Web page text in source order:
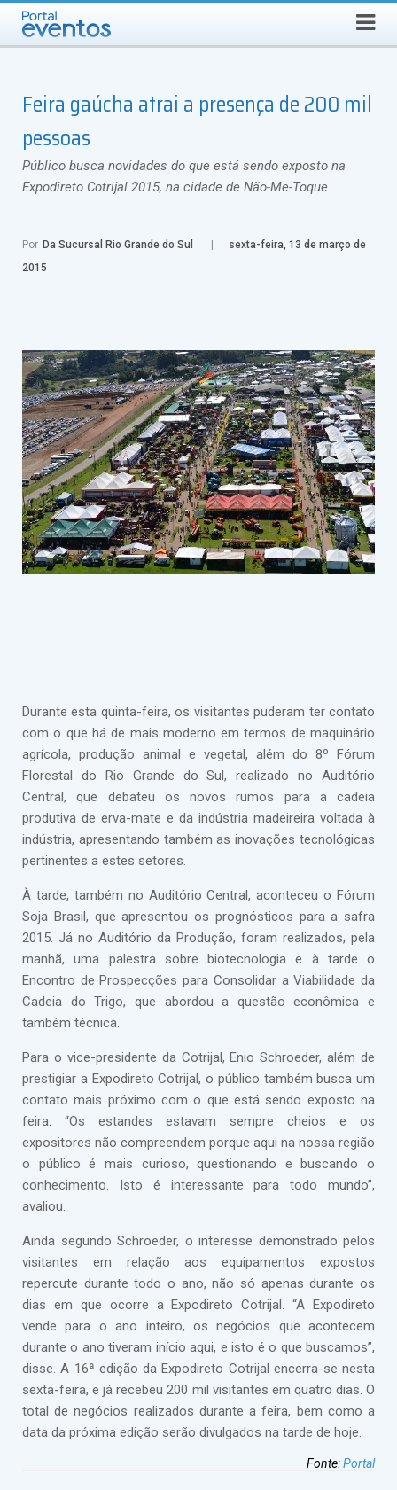
SÁBADO, 8 DE AGOSTO DE 2026 Busca
Feira gaúcha atrai a presença de 200 mil
pessoas
Público busca novidades do que está sendo exposto na
Expodireto Cotrijal 2015, na cidade de Não-Me-Toque.
Por Da Sucursal Rio Grande do Sul
sexta-feira, 13 de março de
2015
Durante esta quinta-feira, os visitantes puderam ter contato
com o que há de mais moderno em termos de maquinário
agrícola, produção animal e vegetal, além do 8º Fórum
Florestal do Rio Grande do Sul, realizado no Auditório
Central, que debateu os novos rumos para a cadeia
produtiva de erva-mate e da indústria madeireira voltada à
indústria, apresentando também as inovações tecnológicas
pertinentes a estes setores.
À tarde, também no Auditório Central, aconteceu o Fórum
Soja Brasil, que apresentou os prognósticos para a safra
2015. Já no Auditório da Produção, foram realizados, pela
manhã, uma palestra sobre biotecnologia e à tarde o
Encontro de Prospecções para Consolidar a Viabilidade da
Cadeia do Trigo, que abordou a questão econômica e
também técnica.
Para o vice-presidente da Cotrijal, Enio Schroeder, além de
prestigiar a Expodireto Cotrijal, o público também busca um
contato mais próximo com o que está sendo exposto na
feira. “Os estandes estavam sempre cheios e os
expositores não compreendem porque aqui na nossa região
o público é mais curioso, questionando e buscando o
conhecimento. Isto é interessante para todo mundo”,
avaliou.
Ainda segundo Schroeder, o interesse demonstrado pelos
visitantes em relação aos equipamentos expostos
repercute durante todo o ano, não só apenas durante os
dias em que ocorre a Expodireto Cotrijal. “A Expodireto
vende para o ano inteiro, os negócios que acontecem
durante o ano tiveram início aqui, e isto é o que buscamos”,
disse. A 16ª edição da Expodireto Cotrijal encerra-se nesta
sexta-feira, e já recebeu 200 mil visitantes em quatro dias. O
total de negócios realizados durante a feira, bem como a
data da próxima edição serão divulgados na tarde de hoje.
Fonte:Portal